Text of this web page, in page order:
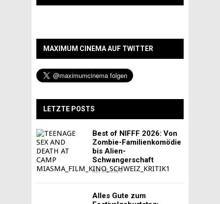
MAXIMUM CINEMA AUF TWITTER
LETZTE POSTS
Best of NIFFF 2026: Von
Zombie-Familienkomödie
bis Alien-
Schwangerschaft
Juli 28, 2026
Alles Gute zum